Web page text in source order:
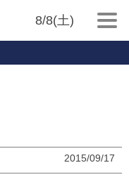
8/8(土)
2015/09/17